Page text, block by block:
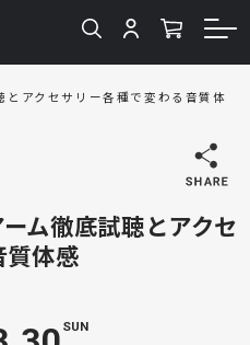
とアクセサリー各種で変わる音質体
ム徹底試聴とアクセ
質体感
SUN